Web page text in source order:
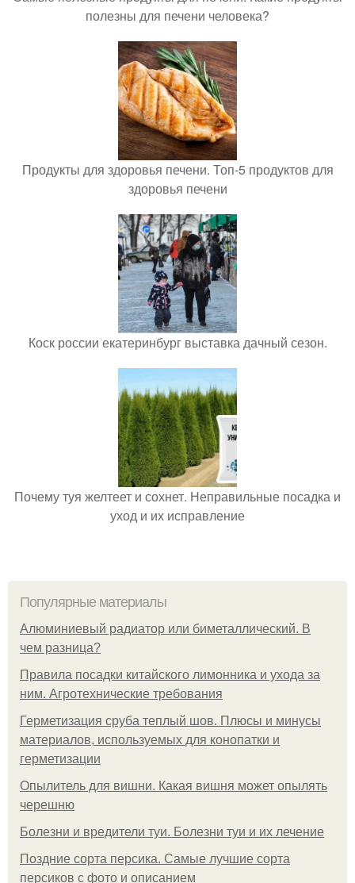
полезны для печени человека?
Продукты для здоровья печени. Топ-5 продуктов для
здоровья печени
Коск россии екатеринбург выставка дачный сезон.
Почему туя желтеет и сохнет. Неправильные посадка и
уход и их исправление
Популярные материалы
Алюминиевый радиатор или биметаллический. В
чем разница?
Правила посадки китайского лимонника и ухода за
ним. Агротехнические требования
Герметизация сруба теплый шов. Плюсы и минусы
материалов, используемых для конопатки и
герметизации
Опылитель для вишни. Какая вишня может опылять
черешню
Болезни и вредители туи. Болезни туи и их лечение
Поздние сорта персика. Самые лучшие сорта
персиков с фото и описанием